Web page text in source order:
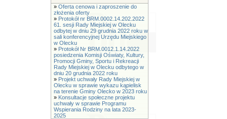
» Oferta cenowa i zaproszenie do
złożenia oferty
» Protokół nr BRM.0002.14.202.2022
61. sesji Rady Miejskiej w Olecku
odbytej w dniu 29 grudnia 2022 roku w
sali konferencyjnej Urzędu Miejskiego
w Olecku
» Protokół Nr BRM.0012.1.14.2022
posiedzenia Komisji Oświaty, Kultury,
Promocji Gminy, Sportu i Rekreacji
Rady Miejskiej w Olecku odbytego w
dniu 20 grudnia 2022 roku
» Projekt uchwały Rady Miejskiej w
Olecku w sprawie wykazu kąpielisk
na terenie Gminy Olecko w 2023 roku
» Konsultacje społeczne projektu
uchwały w sprawie Programu
Wspierania Rodziny na lata 2023-
2025